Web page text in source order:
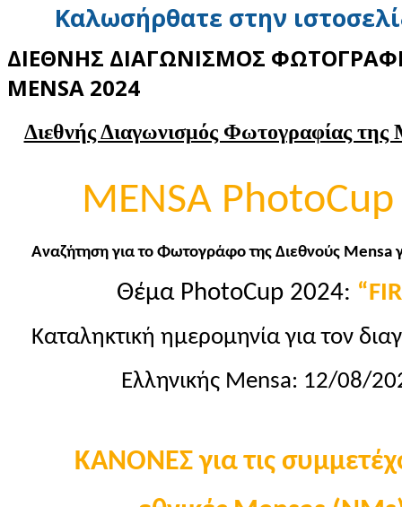
Καλωσήρθατε στην
ΔΙΕΘΝΗΣ ΔΙΑΓΩΝΙΣΜΟΣ
MENSA 2024
Διεθνής Διαγωνισμός Φωτογραφίας της
MENSA PhotoCup
Αναζήτηση για το Φωτογράφο της Διεθνούς Mensa
Θέμα PhotoCup 2024:
Καταληκτική ημερομηνία για τον
Ελληνικής Mensa: 12/08/
ΚΑΝΟΝΕΣ για τις